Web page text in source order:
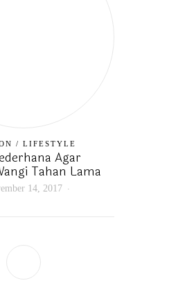
/LIFESTYLE
Agar
Tahan Lama
14, 2017